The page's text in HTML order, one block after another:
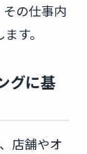
の仕事内
す。
グに基
店舗やオ